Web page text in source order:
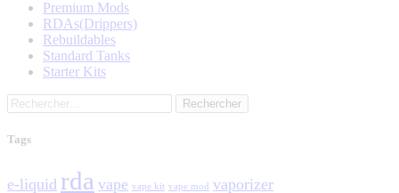
Premium Mods
RDAs(Drippers)
Rebuildables
Standard Tanks
Starter Kits
Rechercher :
Tags
e-liquid rda vape vape kit vape mod vaporizer